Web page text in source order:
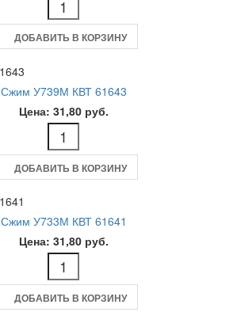
ДОБАВИТЬ В КОРЗИНУ
Сжим У739М КВТ 61643
Цена: 31,80 руб.
ДОБАВИТЬ В КОРЗИНУ
Сжим У733М КВТ 61641
Цена: 31,80 руб.
ДОБАВИТЬ В КОРЗИНУ